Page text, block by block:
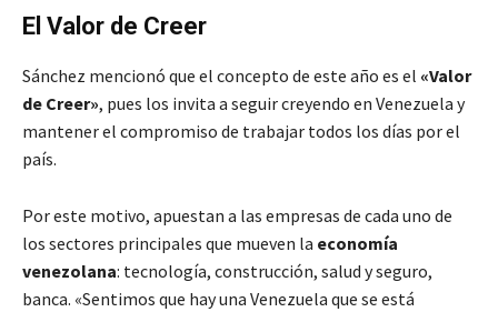
El Valor de Creer
Sánchez mencionó que el concepto de este año es el «Valor
de Creer», pues los invita a seguir creyendo en Venezuela y
mantener el compromiso de trabajar todos los días por el
país.
Por este motivo, apuestan a las empresas de cada uno de
los sectores principales que mueven la economía
venezolana: tecnología, construcción, salud y seguro,
banca. «Sentimos que hay una Venezuela que se está